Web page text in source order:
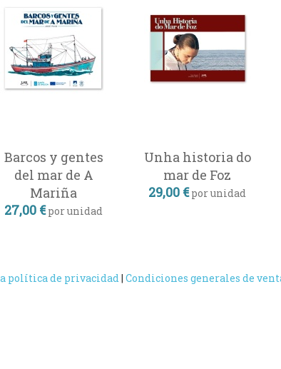
Barcos y gentes
del mar de A
Mariña
27,00 €por unidad
Unha historia do
mar de Foz
29,00 € por unidad
política de privacidad| Condiciones generales de